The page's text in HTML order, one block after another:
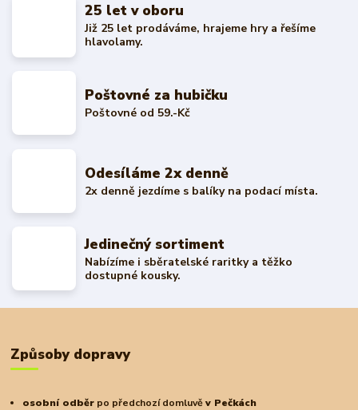
25 let v oboru
Již 25 let prodáváme, hrajeme hry a řešíme
hlavolamy.
Poštovné za hubičku
Poštovné od 59.-Kč
Odesíláme 2x denně
2x denně jezdíme s balíky na podací místa.
Jedinečný sortiment
Nabízíme i sběratelské raritky a těžko
dostupné kousky.
Způsoby dopravy
osobní odběr po předchozí domluvěv Pečkách